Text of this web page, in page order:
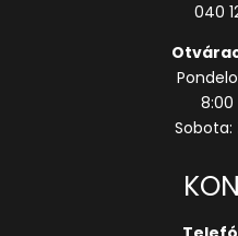
040
8:00
Sobota: